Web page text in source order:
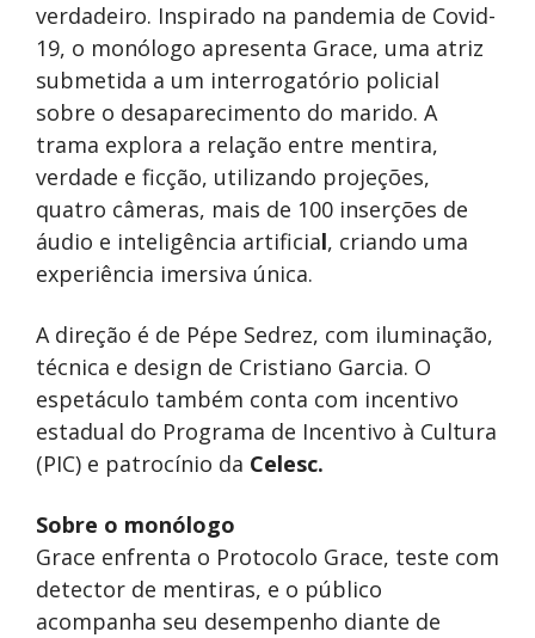
verdadeiro. Inspirado na pandemia de Covid-
19, o monólogo apresenta Grace, uma atriz
submetida a um interrogatório policial
sobre o desaparecimento do marido. A
trama explora a relação entre mentira,
verdade e ficção, utilizando projeções,
quatro câmeras, mais de 100 inserções de
áudio e inteligência artificial, criando uma
experiência imersiva única.
A direção é de Pépe Sedrez, com iluminação,
técnica e design de Cristiano Garcia. O
espetáculo também conta com incentivo
estadual do Programa de Incentivo à Cultura
(PIC) e patrocínio da Celesc.
Sobre o monólogo
Grace enfrenta o Protocolo Grace, teste com
detector de mentiras, e o público
acompanha seu desempenho diante de